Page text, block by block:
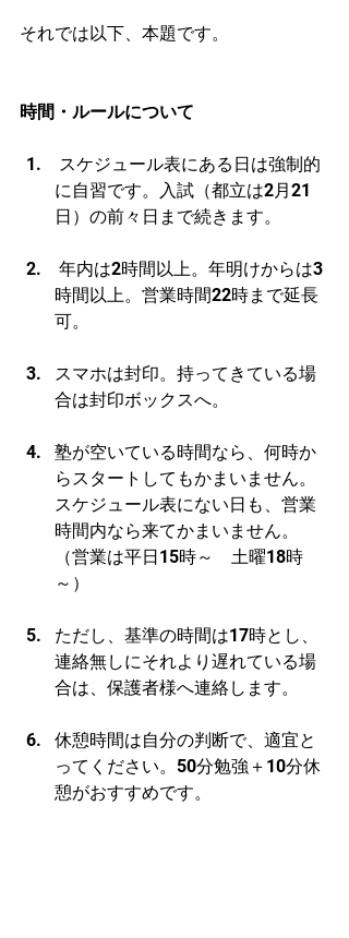
それでは以下、本題です。
時間・ルールについて
に自習です。入試（都立は2月21
日）の前々日まで続きます。
時間以上。営業時間22時まで延長
可。
スマホは封印。持ってきている場
合は封印ボックスへ。
塾が空いている時間なら、何時か
らスタートしてもかまいません。
スケジュール表にない日も、営業
時間内なら来てかまいません。
（営業は平日15時～　土曜18時
～）
ただし、基準の時間は17時とし、
連絡無しにそれより遅れている場
合は、保護者様へ連絡します。
休憩時間は自分の判断で、適宜と
ってください。50分勉強＋10分休
憩がおすすめです。